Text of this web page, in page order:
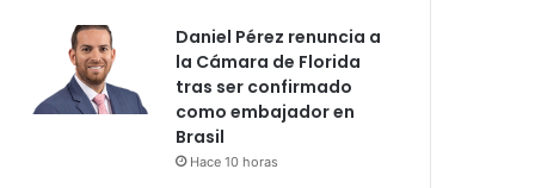
Daniel Pérez renuncia a
la Cámara de Florida
tras ser confirmado
como embajador en
Brasil
Hace 10 horas